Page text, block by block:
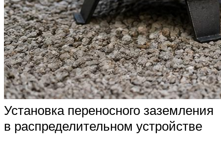
Установка переносного заземления
в распределительном устройстве